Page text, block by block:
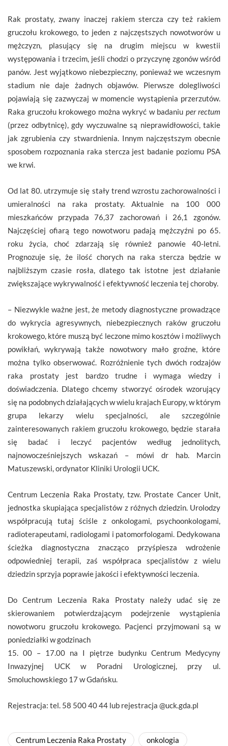
Rak prostaty, zwany inaczej rakiem stercza czy też rakiem
gruczołu krokowego, to jeden z najczęstszych nowotworów u
mężczyzn, plasujący się na drugim miejscu w kwestii
występowania i trzecim, jeśli chodzi o przyczynę zgonów wśród
panów. Jest wyjątkowo niebezpieczny, ponieważ we wczesnym
stadium nie daje żadnych objawów. Pierwsze dolegliwości
pojawiają się zazwyczaj w momencie wystąpienia przerzutów.
Raka gruczołu krokowego można wykryć w badaniu per rectum
(przez odbytnicę), gdy wyczuwalne są nieprawidłowości, takie
jak zgrubienia czy stwardnienia. Innym najczęstszym obecnie
sposobem rozpoznania raka stercza jest badanie poziomu PSA
we krwi.
Od lat 80. utrzymuje się stały trend wzrostu zachorowalności i
umieralności na raka prostaty. Aktualnie na 100 000
mieszkańców przypada 76,37 zachorowań i 26,1 zgonów.
Najczęściej ofiarą tego nowotworu padają mężczyźni po 65.
roku życia, choć zdarzają się również panowie 40-letni.
Prognozuje się, że ilość chorych na raka stercza będzie w
najbliższym czasie rosła, dlatego tak istotne jest działanie
zwiększające wykrywalność i efektywność leczenia tej choroby.
– Niezwykle ważne jest, że metody diagnostyczne prowadzące
do wykrycia agresywnych, niebezpiecznych raków gruczołu
krokowego, które muszą być leczone mimo kosztów i możliwych
powikłań, wykrywają także nowotwory mało groźne, które
można tylko obserwować. Rozróżnienie tych dwóch rodzajów
raka prostaty jest bardzo trudne i wymaga wiedzy i
doświadczenia. Dlatego chcemy stworzyć ośrodek wzorujący
się na podobnych działających w wielu krajach Europy, w którym
grupa lekarzy wielu specjalności, ale szczególnie
zainteresowanych rakiem gruczołu krokowego, będzie starała
się badać i leczyć pacjentów według jednolitych,
najnowocześniejszych wskazań – mówi dr hab. Marcin
Matuszewski, ordynator Kliniki Urologii UCK.
Centrum Leczenia Raka Prostaty, tzw. Prostate Cancer Unit,
jednostka skupiająca specjalistów z różnych dziedzin. Urolodzy
współpracują tutaj ściśle z onkologami, psychoonkologami,
radioterapeutami, radiologami i patomorfologami. Dedykowana
ścieżka diagnostyczna znacząco przyśpiesza wdrożenie
odpowiedniej terapii, zaś współpraca specjalistów z wielu
dziedzin sprzyja poprawie jakości i efektywności leczenia.
Do Centrum Leczenia Raka Prostaty należy udać się ze
skierowaniem potwierdzającym podejrzenie wystąpienia
nowotworu gruczołu krokowego. Pacjenci przyjmowani są w
poniedziałki w godzinach
15. 00 – 17.00 na I piętrze budynku Centrum Medycyny
Inwazyjnej UCK w Poradni Urologicznej, przy ul.
Smoluchowskiego 17 w Gdańsku.
Rejestracja: tel. 58 500 40 44 lub rejestracja @uck.gda.pl
Centrum Leczenia Raka Prostaty
onkologia